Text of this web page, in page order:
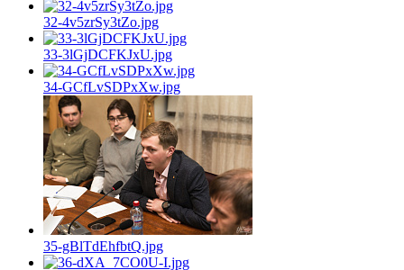
32-4v5zrSy3tZo.jpg
33-3lGjDCFKJxU.jpg
34-GCfLvSDPxXw.jpg
35-gBlTdEhfbtQ.jpg